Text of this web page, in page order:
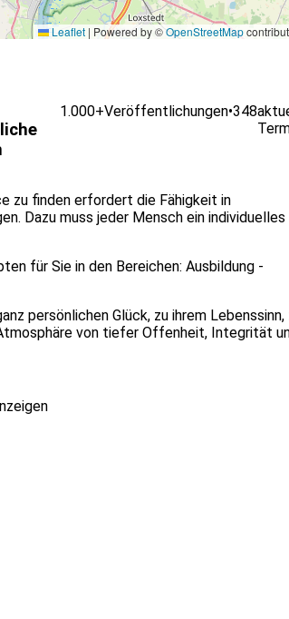
Leaflet | Powered by ©OpenStreetMap
1.000+Veröffentlichungen•348
zu finden erfordert die Fähigkeit in
Dazu muss jeder Mensch ein individuelles
für Sie in den Bereichen: Ausbildung -
persönlichen Glück, zu ihrem Lebenssinn,
von tiefer Offenheit, Integrität